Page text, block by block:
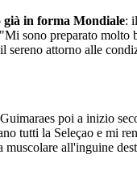
in forma Mondiale:
sono preparato molto
attorno alle
poi a inizio
tutti la Seleçao e mi
all'inguine